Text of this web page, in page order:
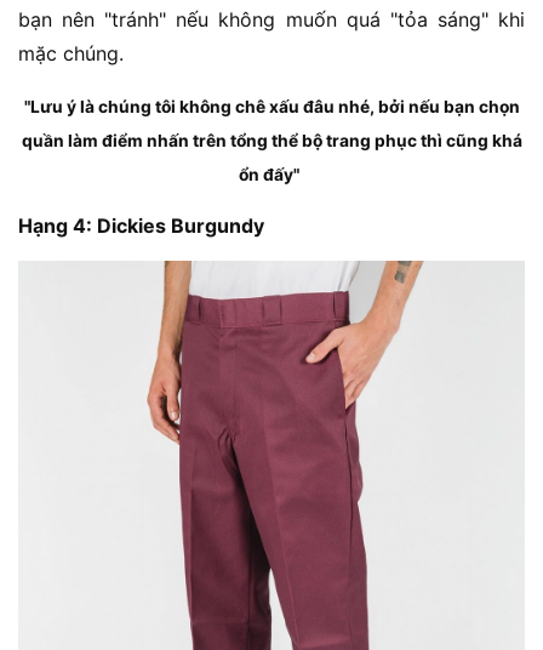
bạn nên "tránh" nếu không muốn quá "tỏa sáng" khi
mặc chúng.
"Lưu ý là chúng tôi không chê xấu đâu nhé, bởi nếu bạn chọn
quần làm điểm nhấn trên tổng thể bộ trang phục thì cũng khá
ổn đấy"
Hạng 4: Dickies Burgundy